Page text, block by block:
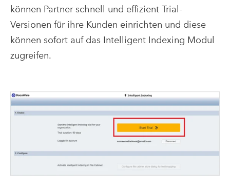
können Partner schnell und effizient Trial-
Versionen für ihre Kunden einrichten und diese
können sofort auf das Intelligent Indexing Modul
zugreifen.